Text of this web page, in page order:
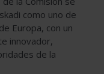
como uno de
Europa, con un
innovador,
de la